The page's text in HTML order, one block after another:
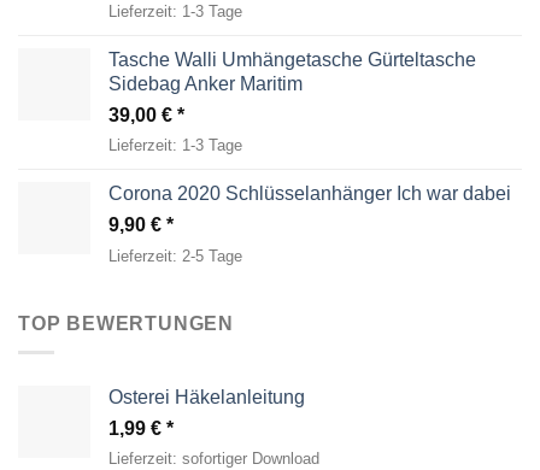
Lieferzeit: 1-3 Tage
Tasche Walli Umhängetasche Gürteltasche
Sidebag Anker Maritim
39,00 €
Lieferzeit: 1-3 Tage
Corona 2020 Schlüsselanhänger Ich war dabei
9,90 €
Lieferzeit: 2-5 Tage
TOP BEWERTUNGEN
Osterei Häkelanleitung
1,99 €
Lieferzeit: sofortiger Download